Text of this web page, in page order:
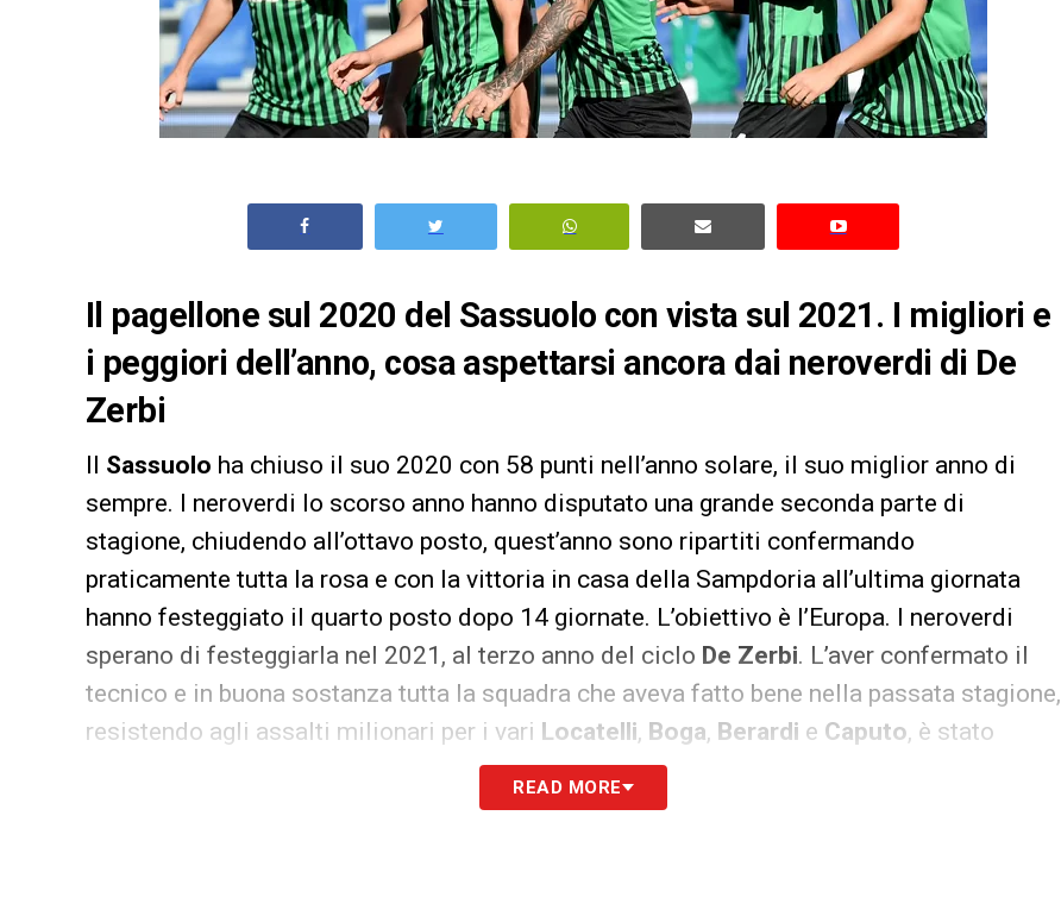
Il pagellone sul 2020 del Sassuolo con vista sul 2021. I migliori e
i peggiori dell’anno, cosa aspettarsi ancora dai neroverdi di De
Zerbi
Il Sassuolo ha chiuso il suo 2020 con 58 punti nell’anno solare, il suo miglior anno di
sempre. I neroverdi lo scorso anno hanno disputato una grande seconda parte di
stagione, chiudendo all’ottavo posto, quest’anno sono ripartiti confermando
praticamente tutta la rosa e con la vittoria in casa della Sampdoria all’ultima giornata
hanno festeggiato il quarto posto dopo 14 giornate. L’obiettivo è l’Europa. I neroverdi
sperano di festeggiarla nel 2021, al terzo anno del ciclo De Zerbi. L’aver confermato il
tecnico e in buona sostanza tutta la squadra che aveva fatto bene nella passata stagione,
resistendo agli assalti milionari per i vari Locatelli, Boga, Berardi e Caputo, è stato
sicuramente un segnale di forza e un segnale anche della volontà del club, che spera di
tornare a viaggiare non solo sul territorio italiano.
READ MORE